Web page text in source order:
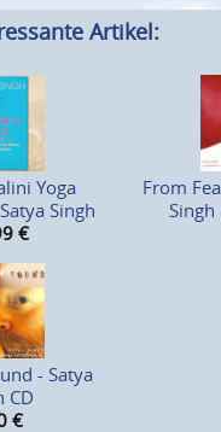
Artikel:
Yoga
Singh
€
From
Singh
- Satya
CD
€